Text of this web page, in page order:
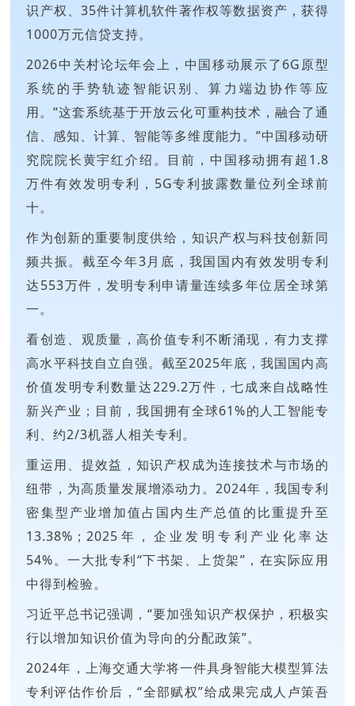
识产权、35件计算机软件著作权等数据资产，获得
1000万元信贷支持。
2026中关村论坛年会上，中国移动展示了6G原型
系统的手势轨迹智能识别、算力端边协作等应
用。“这套系统基于开放云化可重构技术，融合了通
信、感知、计算、智能等多维度能力。”中国移动研
究院院长黄宇红介绍。目前，中国移动拥有超1.8
万件有效发明专利，5G专利披露数量位列全球前
十。
作为创新的重要制度供给，知识产权与科技创新同
频共振。截至今年3月底，我国国内有效发明专利
达553万件，发明专利申请量连续多年位居全球第
一。
看创造、观质量，高价值专利不断涌现，有力支撑
高水平科技自立自强。截至2025年底，我国国内高
价值发明专利数量达229.2万件，七成来自战略性
新兴产业；目前，我国拥有全球61%的人工智能专
利、约2/3机器人相关专利。
重运用、提效益，知识产权成为连接技术与市场的
纽带，为高质量发展增添动力。2024年，我国专利
密集型产业增加值占国内生产总值的比重提升至
13.38%；2025年，企业发明专利产业化率达
54%。一大批专利“下书架、上货架”，在实际应用
中得到检验。
习近平总书记强调，“要加强知识产权保护，积极实
行以增加知识价值为导向的分配政策”。
2024年，上海交通大学将一件具身智能大模型算法
专利评估作价后，“全部赋权”给成果完成人卢策吾